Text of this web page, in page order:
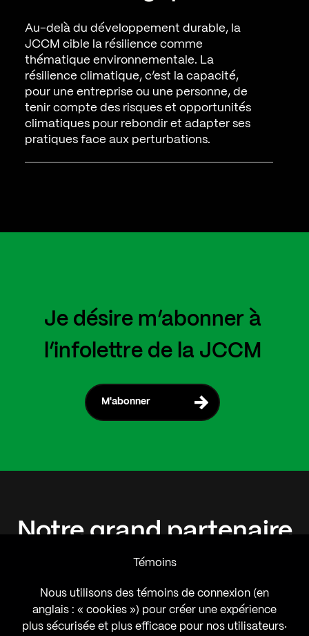
Au-delà du développement durable, la
JCCM cible la résilience comme
thématique environnementale. La
résilience climatique, c’est la capacité,
pour une entreprise ou une personne, de
tenir compte des risques et opportunités
climatiques pour rebondir et adapter ses
pratiques face aux perturbations.
Je désire m’abonner à
l’infolettre de la JCCM
M'abonner
Notre grand partenaire
Témoins
Nous utilisons des témoins de connexion (en
anglais : « cookies ») pour créer une expérience
plus sécurisée et plus efficace pour nos utilisateurs‧